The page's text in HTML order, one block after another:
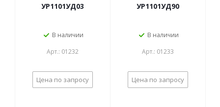
УР1101УД03
В наличии
Арт.: 01232
Цена по запросу
УР1101УД90
В наличии
Арт.: 01233
Цена по запросу